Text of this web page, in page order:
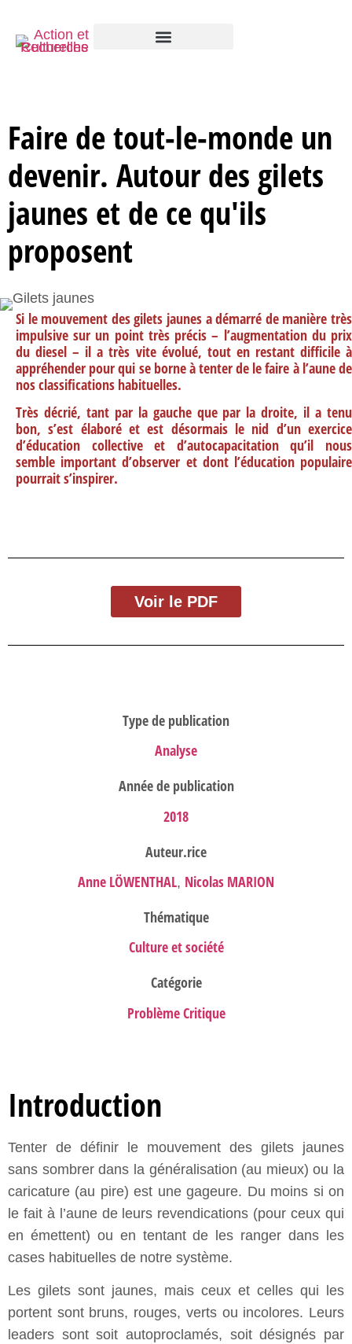
Faire de tout-le-monde un
devenir. Autour des gilets
jaunes et de ce qu'ils
proposent
Si le mouvement des gilets jaunes a démarré de manière très
impulsive sur un point très précis – l’augmentation du prix
du diesel – il a très vite évolué, tout en restant difficile à
appréhender pour qui se borne à tenter de le faire à l’aune de
nos classifications habituelles.
Très décrié, tant par la gauche que par la droite, il a tenu
bon, s’est élaboré et est désormais le nid d’un exercice
d’éducation collective et d’autocapacitation qu’il nous
semble important d’observer et dont l’éducation populaire
pourrait s’inspirer.
Voir le PDF
Type de publication
Analyse
Année de publication
2018
Auteur.rice
Anne LÖWENTHAL, Nicolas MARION
Thématique
Culture et société
Catégorie
Problème Critique
Introduction
Tenter de définir le mouvement des gilets jaunes
sans sombrer dans la généralisation (au mieux) ou la
caricature (au pire) est une gageure. Du moins si on
le fait à l’aune de leurs revendications (pour ceux qui
en émettent) ou en tentant de les ranger dans les
cases habituelles de notre système.
Les gilets sont jaunes, mais ceux et celles qui les
portent sont bruns, rouges, verts ou incolores. Leurs
leaders sont soit autoproclamés, soit désignés par